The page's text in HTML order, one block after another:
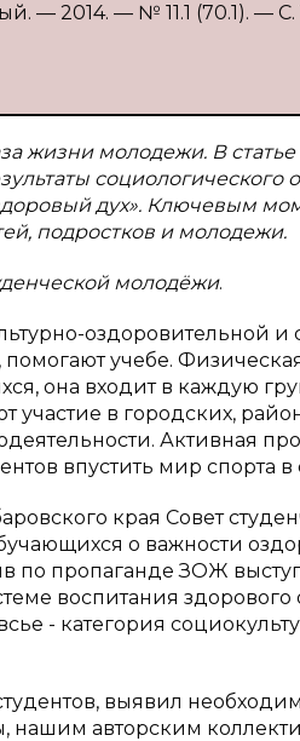
— 2014. — № 11.1 (70.1). — С.
жизни молодежи. В
социологического
дух». Ключевым
подростков и молодежи.
молодёжи.
оздоровительной и
учебе.
она входит в каждую
участие в городских,
Активная
впустить мир спорта
края Совет
о важности
по пропаганде ЗОЖ
воспитания здорового
- категория
выявил
авторским